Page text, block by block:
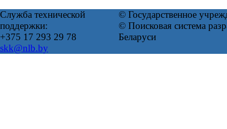
Служба технической
поддержки:
+375 17 293 29 78
skk@nlb.by
© Государственное
© Поисковая система
Беларуси